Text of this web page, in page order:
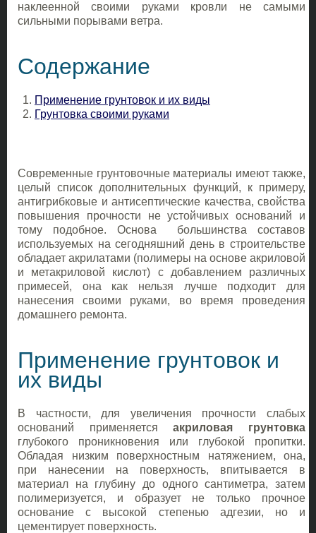
наклеенной своими руками кровли не самыми
сильными порывами ветра.
Содержание
Применение грунтовок и их виды
Грунтовка своими руками
Современные грунтовочные материалы имеют также,
целый список дополнительных функций, к примеру,
антигрибковые и антисептические качества, свойства
повышения прочности не устойчивых оснований и
тому подобное. Основа большинства составов
используемых на сегодняшний день в строительстве
обладает акрилатами (полимеры на основе акриловой
и метакриловой кислот) с добавлением различных
примесей, она как нельзя лучше подходит для
нанесения своими руками, во время проведения
домашнего ремонта.
Применение грунтовок и
их виды
В частности, для увеличения прочности слабых
оснований применяетсяакриловая грунтовка
глубокого проникновения или глубокой пропитки.
Обладая низким поверхностным натяжением, она,
при нанесении на поверхность, впитывается в
материал на глубину до одного сантиметра, затем
полимеризуется, и образует не только прочное
основание с высокой степенью адгезии, но и
цементирует поверхность.